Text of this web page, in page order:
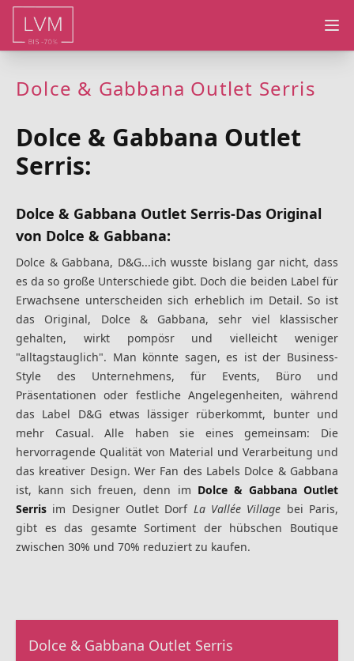
Dolce & Gabbana Outlet Serris
Dolce & Gabbana Outlet
Serris:
Dolce & Gabbana Outlet Serris-Das Original
von Dolce & Gabbana:
Dolce & Gabbana, D&G...ich wusste bislang gar nicht, dass
es da so große Unterschiede gibt. Doch die beiden Label für
Erwachsene unterscheiden sich erheblich im Detail. So ist
das Original, Dolce & Gabbana, sehr viel klassischer
gehalten, wirkt pompösr und vielleicht weniger
"alltagstauglich". Man könnte sagen, es ist der Business-
Style des Unternehmens, für Events, Büro und
Präsentationen oder festliche Angelegenheiten, während
das Label D&G etwas lässiger rüberkommt, bunter und
mehr Casual. Alle haben sie eines gemeinsam: Die
hervorragende Qualität von Material und Verarbeitung und
das kreativer Design. Wer Fan des Labels Dolce & Gabbana
ist, kann sich freuen, denn im Dolce & Gabbana Outlet
Serris im Designer Outlet Dorf La Vallée Village bei Paris,
gibt es das gesamte Sortiment der hübschen Boutique
zwischen 30% und 70% reduziert zu kaufen.
Dolce & Gabbana Outlet Serris